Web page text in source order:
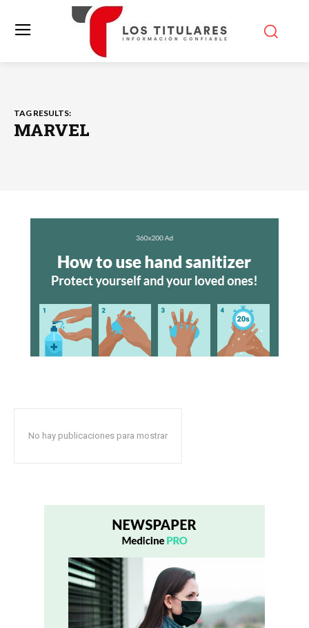
TAG RESULTS:
MARVEL
No hay publicaciones para mostrar